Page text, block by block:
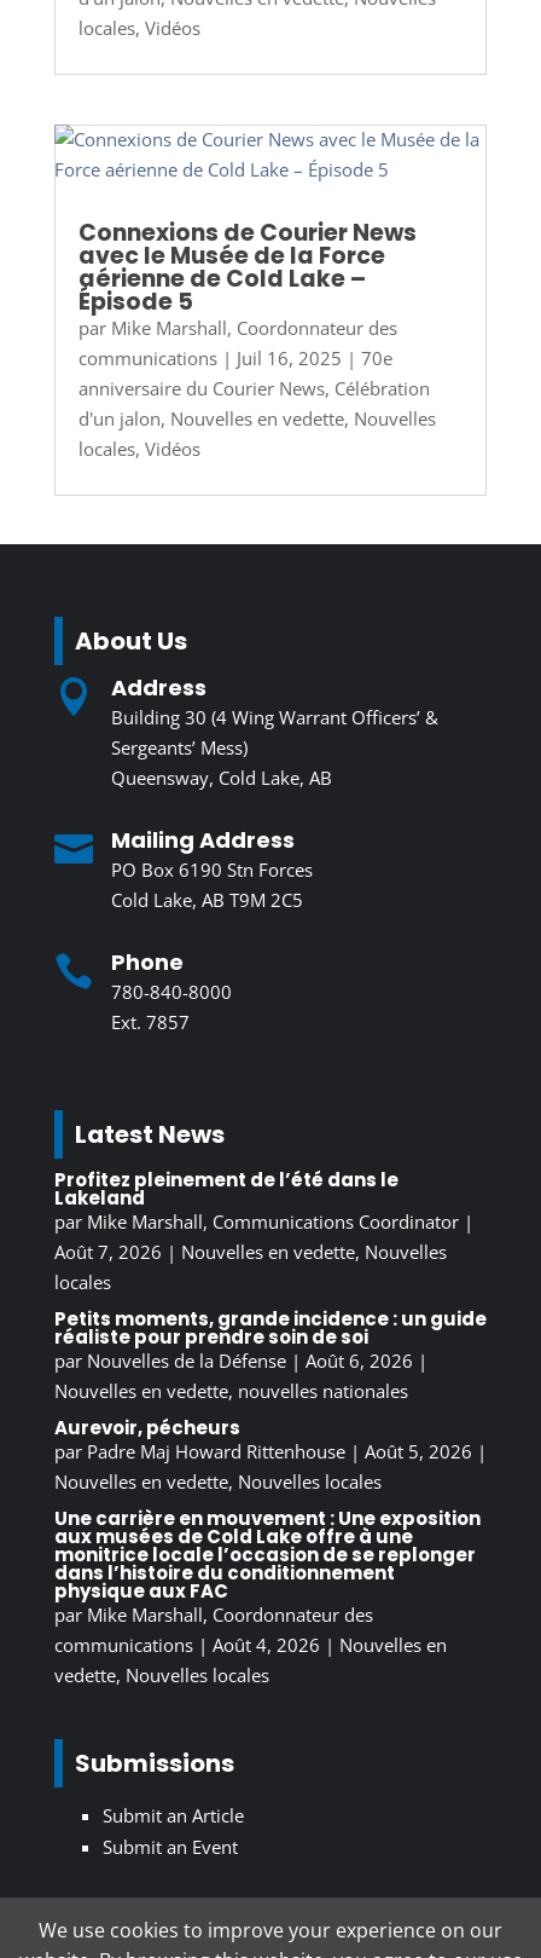
locales, Vidéos
Connexions de Courier News
avec le Musée de la Force
aérienne de Cold Lake –
Épisode 5
par Mike Marshall, Coordonnateur des
communications| Juil 16, 2025 | 70e
anniversaire du Courier News, Célébration
d'un jalon, Nouvelles en vedette, Nouvelles
locales, Vidéos
About Us
 Address
Building 30 (4 Wing Warrant Officers’ &
Sergeants’ Mess)
Queensway, Cold Lake, AB
 Mailing Address
PO Box 6190 Stn Forces
Cold Lake, AB T9M 2C5
 Phone
780-840-8000
Ext. 7857
Latest News
Profitez pleinement de l’été dans le
Lakeland
par Mike Marshall, Communications Coordinator|
Août 7, 2026 | Nouvelles en vedette, Nouvelles
locales
Petits moments, grande incidence : un guide
réaliste pour prendre soin de soi
par Nouvelles de la Défense| Août 6, 2026 |
Nouvelles en vedette, nouvelles nationales
Aurevoir, pécheurs
par Padre Maj Howard Rittenhouse| Août 5, 2026 |
Nouvelles en vedette, Nouvelles locales
Une carrière en mouvement : Une exposition
aux musées de Cold Lake offre à une
monitrice locale l’occasion de se replonger
dans l’histoire du conditionnement
physique aux FAC
par Mike Marshall, Coordonnateur des
communications| Août 4, 2026 | Nouvelles en
vedette, Nouvelles locales
Submissions
Submit an Article
Submit an Event
We use cookies to improve your experience on our